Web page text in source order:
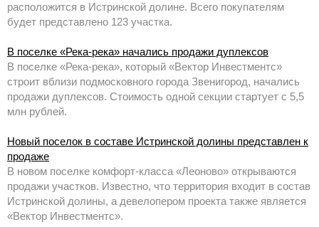
расположится в Истринской долине. Всего покупателям
будет представлено 123 участка.
В поселке «Река-река» начались продажи дуплексов
В поселке «Река-река», который «Вектор Инвестментс»
строит вблизи подмосковного города Звенигород, начались
продажи дуплексов. Стоимость одной секции стартует с 5,5
млн рублей.
Новый поселок в составе Истринской долины представлен к
продаже
В новом поселке комфорт-класса «Леоново» открываются
продажи участков. Известно, что территория входит в состав
Истринской долины, а девелопером проекта также является
«Вектор Инвестментс».